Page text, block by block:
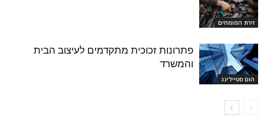
זירת המומחים
הום סטיילינג
פתרונות זכוכית מתקדמים לעיצוב הבית
והמשרד